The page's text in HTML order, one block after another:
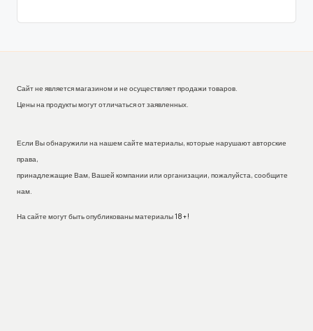
Сайт не является магазином и не осуществляет продажи товаров.
Цены на продукты могут отличаться от заявленных.
Если Вы обнаружили на нашем сайте материалы, которые нарушают авторские
права,
принадлежащие Вам, Вашей компании или организации, пожалуйста, сообщите
нам.
На сайте могут быть опубликованы материалы 18+!